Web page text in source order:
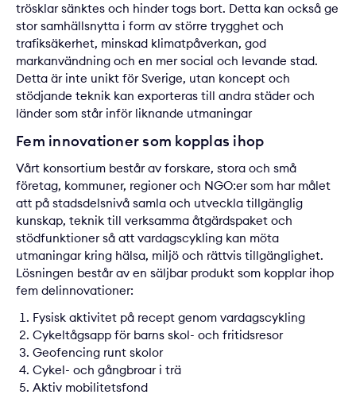
trösklar sänktes och hinder togs bort. Detta kan också ge
stor samhällsnytta i form av större trygghet och
trafiksäkerhet, minskad klimatpåverkan, god
markanvändning och en mer social och levande stad.
Detta är inte unikt för Sverige, utan koncept och
stödjande teknik kan exporteras till andra städer och
länder som står inför liknande utmaningar
Fem innovationer som kopplas ihop
Vårt konsortium består av forskare, stora och små
företag, kommuner, regioner och NGO:er som har målet
att på stadsdelsnivå samla och utveckla tillgänglig
kunskap, teknik till verksamma åtgärdspaket och
stödfunktioner så att vardagscykling kan möta
utmaningar kring hälsa, miljö och rättvis tillgänglighet.
Lösningen består av en säljbar produkt som kopplar ihop
fem delinnovationer:
Fysisk aktivitet på recept genom vardagscykling
Cykeltågsapp för barns skol- och fritidsresor
Geofencing runt skolor
Cykel- och gångbroar i trä
Aktiv mobilitetsfond